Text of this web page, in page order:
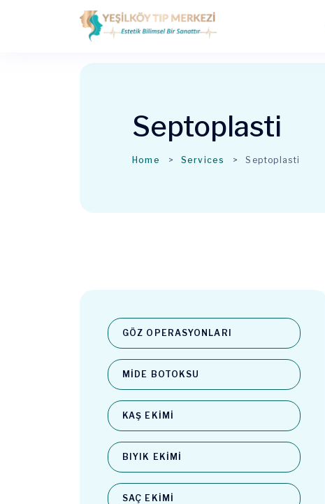
Septoplasti
Home Services Septoplasti
GÖZ OPERASYONLARI
MIDE BOTOKSU
KAŞ EKIMI
BIYIK EKIMI
SAÇ EKIMI